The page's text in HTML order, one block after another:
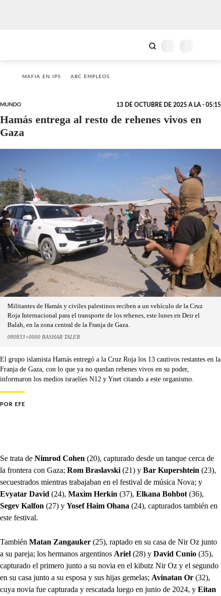
MAFIA EN IPS ABC EMPLEOS
MUNDO 13 DE OCTUBRE DE 2025 A LA - 05:15
Hamás entrega al resto de rehenes vivos en
Gaza
Militantes de Hamás y civiles palestinos reciben a un vehículo de la Cruz
Roja Internacional para el transporte de los rehenes, este lunes en Deir el
Balah, en la zona central de la Franja de Gaza.
080833+0000 BASHAR TALEB
El grupo islamista Hamás entregó a la Cruz Roja los 13 cautivos restantes en la
Franja de Gaza, con lo que ya no quedan rehenes vivos en su poder,
informaron los medios israelíes N12 y Ynet citando a este organismo.
POR EFE
Se trata de Nimrod Cohen (20), capturado desde un tanque cerca de
la frontera con Gaza; Rom Braslavski (21) y Bar Kupershtein (23),
secuestrados mientras trabajaban en el festival de música Nova; y
Evyatar David (24), Maxim Herkin (37), Elkana Bohbot (36),
Segev Kalfon (27) y Yosef Haim Ohana (24), capturados también en
este festival.
También Matan Zangauker (25), raptado en su casa de Nir Oz junto
a su pareja; los hermanos argentinos Ariel (28) y David Cunio (35),
capturado el primero junto a su novia en el kibutz Nir Oz y el segundo
en su casa junto a su esposa y sus hijas gemelas; Avinatan Or (32),
cuya novia fue capturada y rescatada luego en junio de 2024, y Eitan